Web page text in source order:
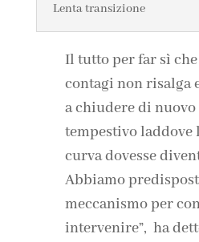
Lenta transizione
Il tutto per far sì
contagi non risalga
a chiudere di nuovo
tempestivo laddove
curva dovesse
Abbiamo
meccanismo per
intervenire”, ha